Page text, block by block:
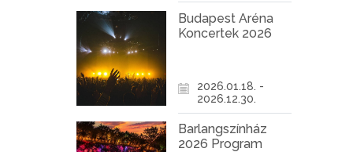
Budapest Aréna
Koncertek 2026
2026.01.18. -
2026.12.30.
Barlangszínház
2026 Program